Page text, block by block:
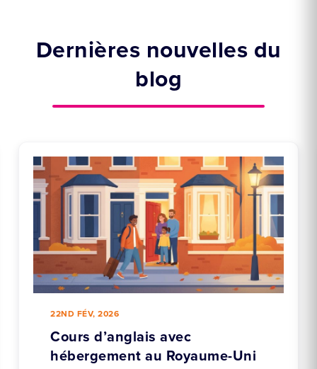
Dernières nouvelles du
blog
22ND FÉV, 2026
Cours d’anglais avec
hébergement au Royaume-Uni